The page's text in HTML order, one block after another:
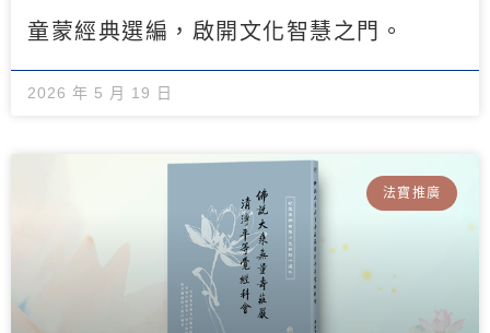
童蒙經典選編，啟開文化智慧之門。
2026 年 5 月 19 日
法寶推廣